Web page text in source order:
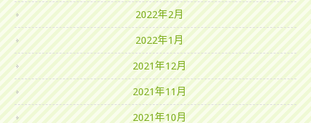
2022年2月
2022年1月
2021年12月
2021年11月
2021年10月